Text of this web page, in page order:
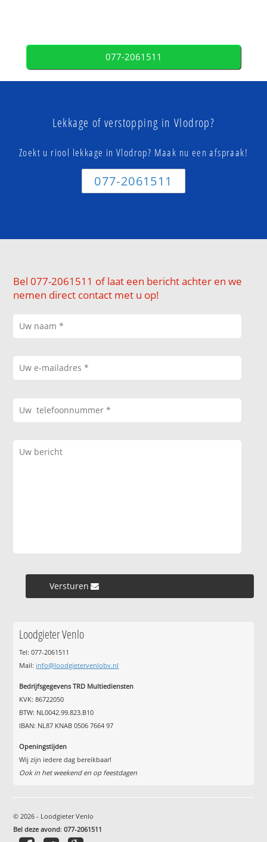
077-2061511
Lekkage of verstopping in Vlodrop?
Zoekt u riool lekkage in Vlodrop? Maak nu een afspraak!
077-2061511
Bel 077-2061511 of laat een bericht achter en we
nemen direct contact met u op!
Versturen »
Loodgieter Venlo
Tel: 077-2061511
Mail: info@loodgietervenlobv.nl
Bedrijfsgegevens TRD Multiediensten
KVK: 86722050
BTW: NL0042.99.823.B10
IBAN: NL87 KNAB 0506 7664 97
Openingstijden
Wij zijn iedere dag bereikbaar!
Ook in het weekend en op feestdagen
© 2026 - Loodgieter Venlo
Bel deze avond:077-2061511